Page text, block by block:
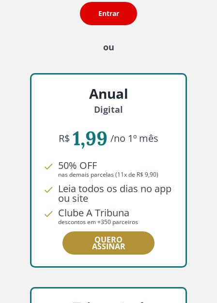
Entrar
ou
Anual
Digital
R$ 1,99 /no 1º mês
50% OFF
nas demais parcelas (11x de R$ 9,90)
Leia todos os dias no app
ou site
Clube A Tribuna
descontos em +350 parceiros
QUERO
ASSINAR